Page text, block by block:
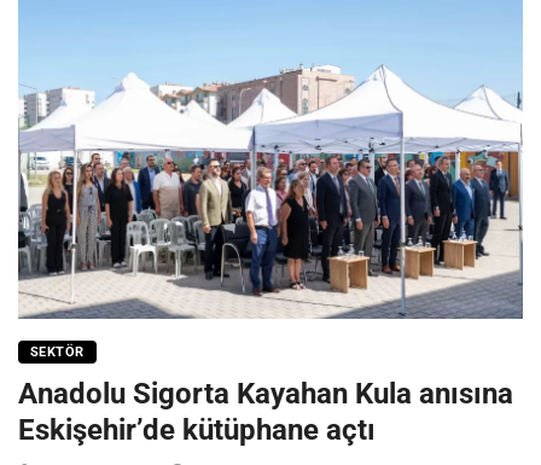
SEKTÖR
Anadolu Sigorta Kayahan Kula anısına
Eskişehir’de kütüphane açtı